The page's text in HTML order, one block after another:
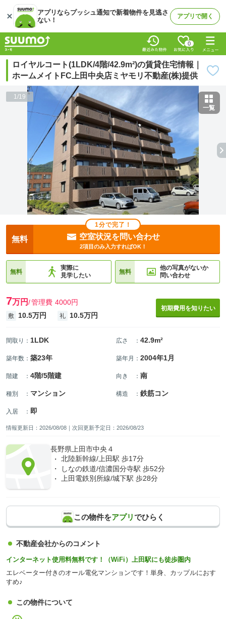
アプリならプッシュ通知で新着物件を見逃さ
ない！
アプリで開く
0
ロイヤルコート(1LDK/4階/42.9m²)の賃貸住宅情報｜
ホームメイトFC上田中央店ミヤモリ不動産(株)提供
1/19
一覧
1分で完了！
無料 空室状況を問い合わせ
2項目のみ入力すればOK！
無料
実際に
見学したい
無料
他の写真がないか
問い合わせ
7万円 管理費 4000円
敷 10.5万円 礼 10.5万円
初期費用を知りたい
間取り ： 1LDK 広さ ： 42.9m²
築年数 ： 築23年 築年月 ： 2004年1月
階建 ： 4階/5階建 向き ： 南
種別 ： マンション 構造 ： 鉄筋コン
入居 ： 即
情報更新日：2026/08/08｜次回更新予定日：2026/08/23
長野県上田市中央４
北陸新幹線/上田駅 歩17分
しなの鉄道/信濃国分寺駅 歩52分
上田電鉄別所線/城下駅 歩28分
この物件をアプリでひらく
不動産会社からのコメント
インターネット使用料無料です！（WiFi）上田駅にも徒歩圏内
エレベーター付きのオール電化マンションです！単身、カップルにおす
すめ♪
この物件について